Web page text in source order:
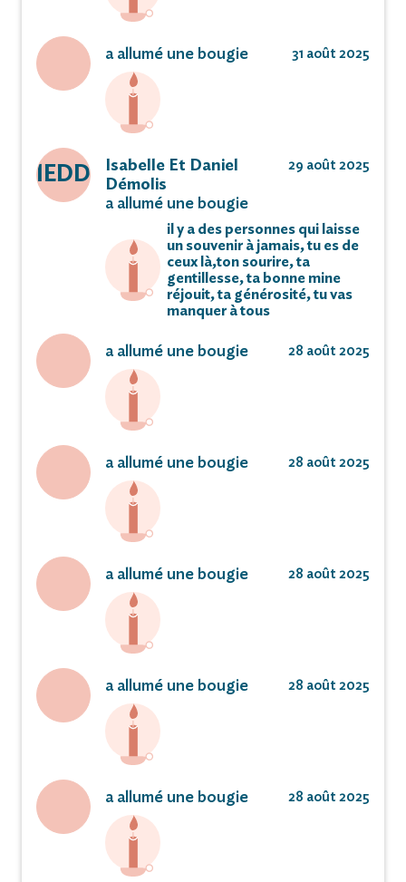
a allumé une bougie 31 août 2025
IEDD
Isabelle Et Daniel
Démolis
a allumé une bougie
29 août 2025
il y a des personnes qui laisse
un souvenir à jamais, tu es de
ceux là,ton sourire, ta
gentillesse, ta bonne mine
réjouit, ta générosité, tu vas
manquer à tous
a allumé une bougie 28 août 2025
a allumé une bougie 28 août 2025
a allumé une bougie 28 août 2025
a allumé une bougie 28 août 2025
a allumé une bougie 28 août 2025